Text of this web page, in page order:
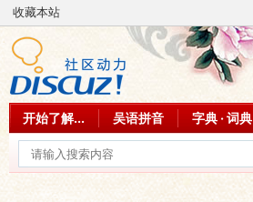
收藏本站
开始了解... 吴语拼音 字典 · 词典